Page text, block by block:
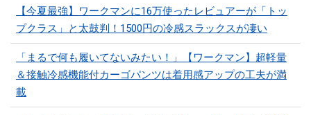
【今夏最強】ワークマンに16万使ったレビュアーが「トッ
プクラス」と太鼓判！1500円の冷感スラックスが凄い
「まるで何も履いてないみたい！」【ワークマン】超軽量
＆接触冷感機能付カーゴパンツは着用感アップの工夫が満
載